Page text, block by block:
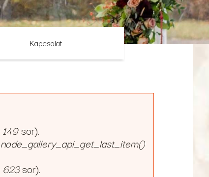
Kapcsolat
149sor).
node_gallery_api_get_last_item()
623sor).